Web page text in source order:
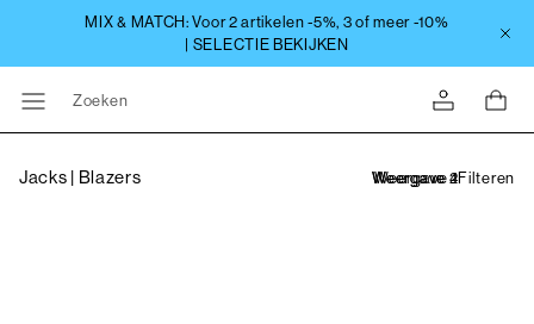
Zoeken
Jacks | Blazers Filteren